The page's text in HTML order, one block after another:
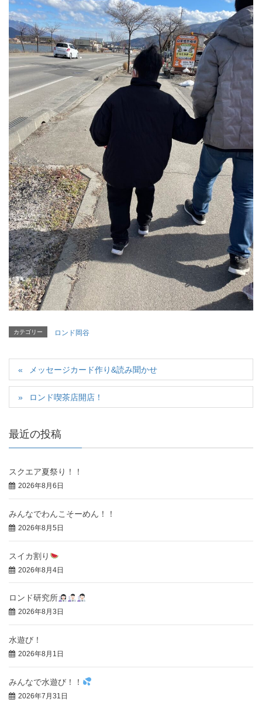
カテゴリー ロンド岡谷
メッセージカード作り&読み聞かせ
ロンド喫茶店開店！
最近の投稿
スクエア夏祭り！！
2026年8月6日
みんなでわんこそーめん！！
2026年8月5日
スイカ割り
2026年8月4日
ロンド研究所
2026年8月3日
水遊び！
2026年8月1日
みんなで水遊び！！
2026年7月31日